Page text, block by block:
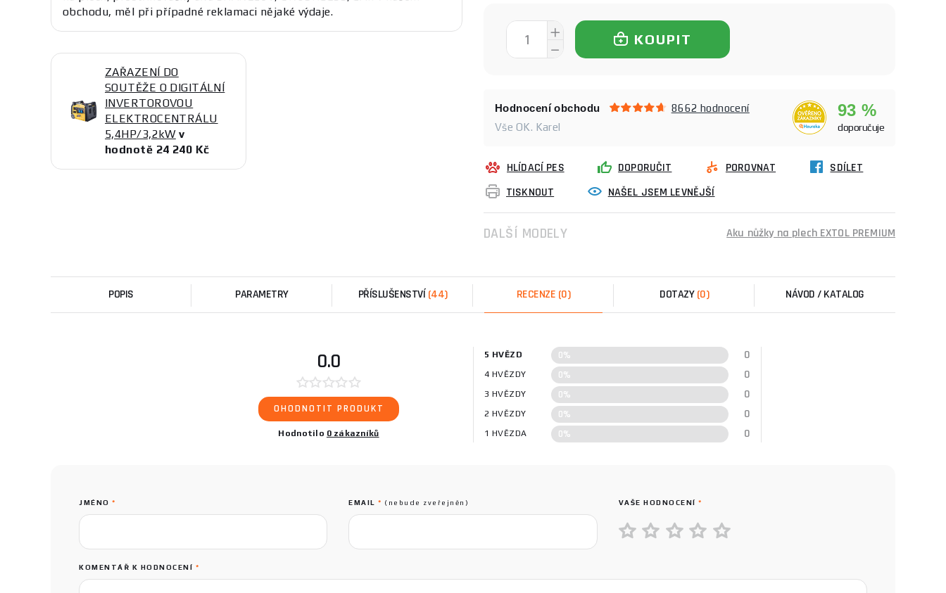
obchodu, měl při případné reklamaci nějaké výdaje.
ZAŘAZENÍ DO
SOUTĚŽE O DIGITÁLNÍ
INVERTOROVOU
ELEKTROCENTRÁLU
5,4HP/3,2kW v
hodnotě 24 240 Kč
KOUPIT
Hodnocení obchodu
8662 hodnocení
Vše OK. Karel
93 %
doporučuje
HLÍDACÍ PES DOPORUČIT POROVNAT
SDÍLET
TISKNOUT
NAŠEL JSEM LEVNĚJŠÍ
DALŠÍ MODELY Aku nůžky na plech EXTOL PREMIUM
POPIS PARAMETRY PŘÍSLUŠENSTVÍ(44) RECENZE (0) DOTAZY (0) NÁVOD / KATALOG
0.0
OHODNOTIT PRODUKT
Hodnotilo 0 zákazníků
5 HVĚZD 0% 0
4 HVĚZDY 0% 0
3 HVĚZDY 0% 0
2 HVĚZDY 0% 0
1 HVĚZDA 0% 0
JMÉNO * EMAIL* (nebude zveřejněn) VAŠE HODNOCENÍ*
KOMENTÁŘ K HODNOCENÍ *